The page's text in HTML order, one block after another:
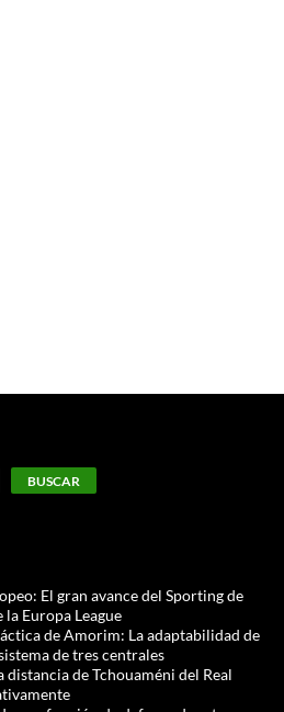
BUSCAR
El gran avance del Sporting de
la Europa League
de Amorim: La adaptabilidad de
de tres centrales
distancia de Tchouaméni del Real